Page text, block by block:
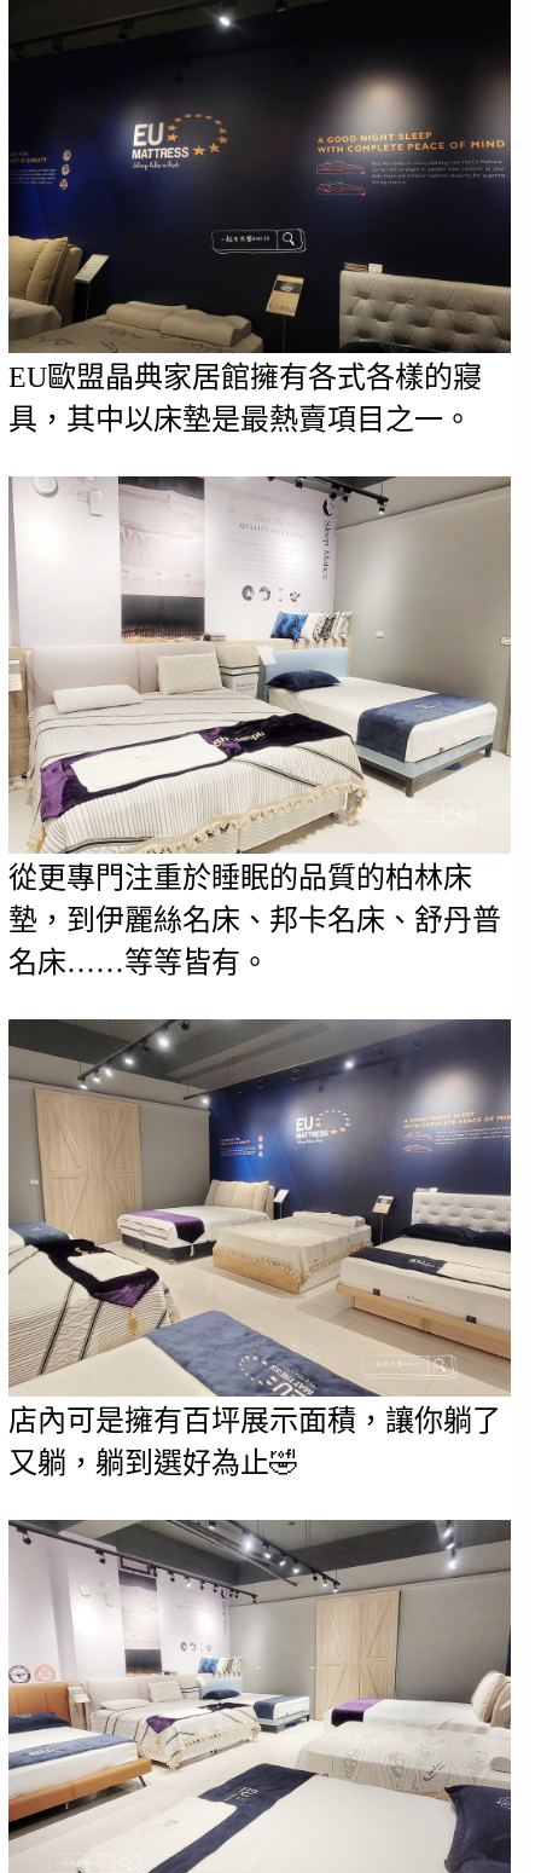
EU歐盟晶典家居館擁有各式各樣的寢
具，其中以床墊是最熱賣項目之一。
從更專門注重於睡眠的品質的柏林床
墊，到伊麗絲名床、邦卡名床、舒丹普
名床……等等皆有。
店內可是擁有百坪展示面積，讓你躺了
又躺，躺到選好為止🤣